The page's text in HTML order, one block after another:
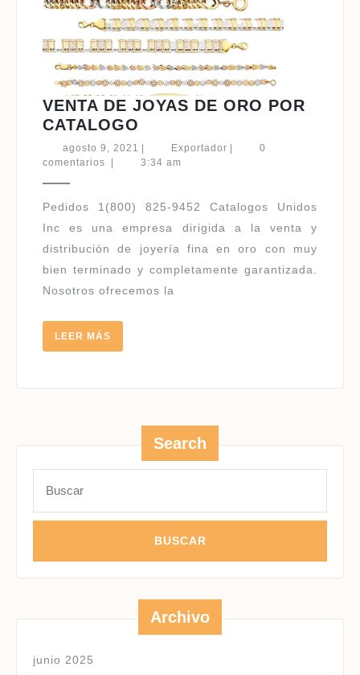
VENTA DE JOYAS DE ORO POR
CATALOGO
DE
JOYAS
ORO
CATALOGO
agosto 9, 2021 agosto
9,
ExportadorExportador
0
comentarios
3:34 am
Pedidos 1(800) 825-9452 Catalogos Unidos
Inc es una empresa dirigida a la venta y
distribución de joyería fina en oro con muy
bien terminado y completamente garantizada.
Nosotros ofrecemos la
LEER MÁS
MÁS
Search
Archivo
junio 2025